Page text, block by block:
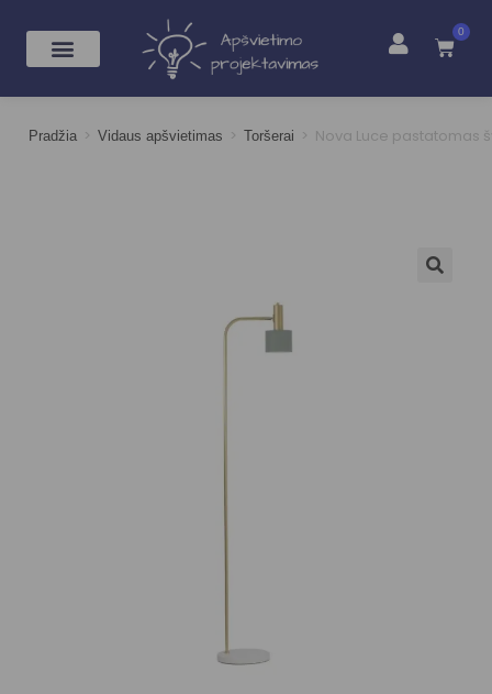
0
Pradžia > Vidaus apšvietimas > Toršerai > Nova Luce pastatomas